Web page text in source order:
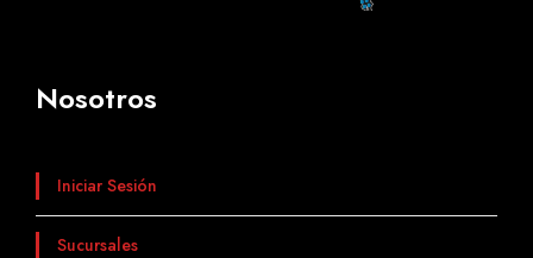
Nosotros
Iniciar Sesión
Sucursales